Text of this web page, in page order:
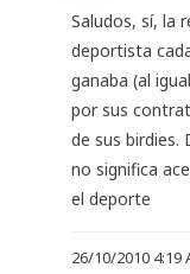
Saludos, sí, la
deportista
ganaba (al
por sus
de sus birdies.
no significa
el deporte
26/10/2010 4:19